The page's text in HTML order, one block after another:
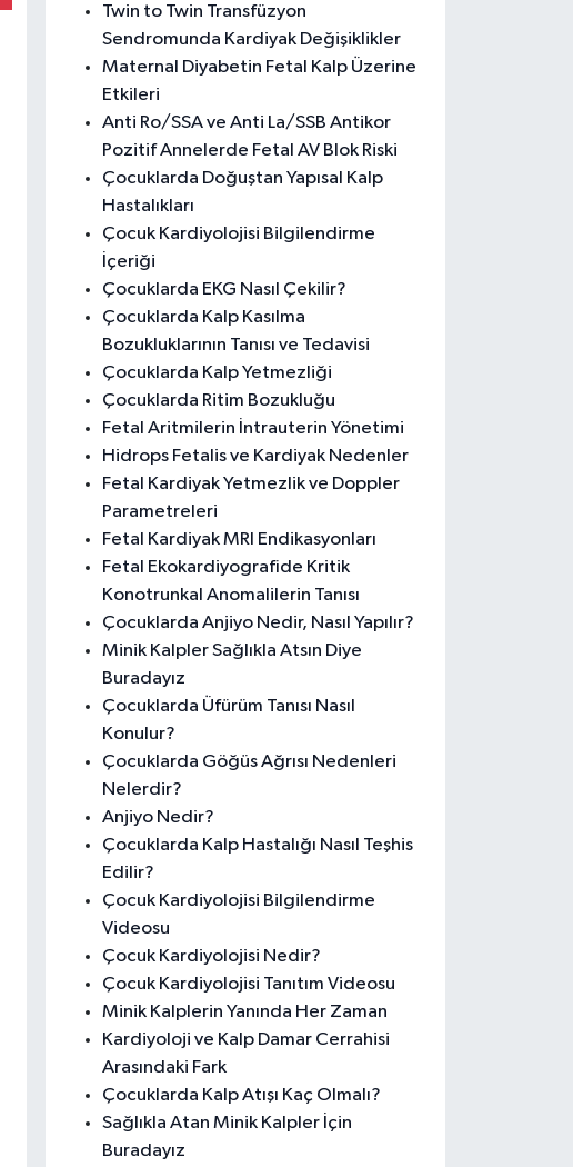
Twin to Twin Transfüzyon
Sendromunda Kardiyak Değişiklikler
Maternal Diyabetin Fetal Kalp Üzerine
Etkileri
Anti Ro/SSA ve Anti La/SSB Antikor
Pozitif Annelerde Fetal AV Blok Riski
Çocuklarda Doğuştan Yapısal Kalp
Hastalıkları
Çocuk Kardiyolojisi Bilgilendirme
İçeriği
Çocuklarda EKG Nasıl Çekilir?
Çocuklarda Kalp Kasılma
Bozukluklarının Tanısı ve Tedavisi
Çocuklarda Kalp Yetmezliği
Çocuklarda Ritim Bozukluğu
Fetal Aritmilerin İntrauterin Yönetimi
Hidrops Fetalis ve Kardiyak Nedenler
Fetal Kardiyak Yetmezlik ve Doppler
Parametreleri
Fetal Kardiyak MRI Endikasyonları
Fetal Ekokardiyografide Kritik
Konotrunkal Anomalilerin Tanısı
Çocuklarda Anjiyo Nedir, Nasıl Yapılır?
Minik Kalpler Sağlıkla Atsın Diye
Buradayız
Çocuklarda Üfürüm Tanısı Nasıl
Konulur?
Çocuklarda Göğüs Ağrısı Nedenleri
Nelerdir?
Anjiyo Nedir?
Çocuklarda Kalp Hastalığı Nasıl Teşhis
Edilir?
Çocuk Kardiyolojisi Bilgilendirme
Videosu
Çocuk Kardiyolojisi Nedir?
Çocuk Kardiyolojisi Tanıtım Videosu
Minik Kalplerin Yanında Her Zaman
Kardiyoloji ve Kalp Damar Cerrahisi
Arasındaki Fark
Çocuklarda Kalp Atışı Kaç Olmalı?
Sağlıkla Atan Minik Kalpler İçin
Buradayız